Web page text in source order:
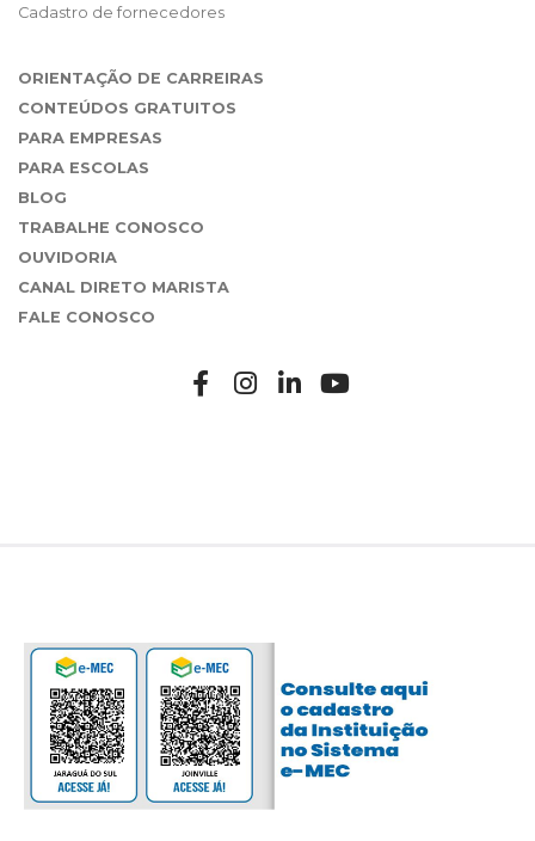
Cadastro de fornecedores
ORIENTAÇÃO DE CARREIRAS
CONTEÚDOS GRATUITOS
PARA EMPRESAS
PARA ESCOLAS
BLOG
TRABALHE CONOSCO
OUVIDORIA
CANAL DIRETO MARISTA
FALE CONOSCO